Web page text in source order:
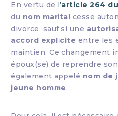
En vertu de l’article 264
du nom marital cesse
divorce, sauf si une
accord explicite entre les
maintien. Ce changement
époux(se) de reprendre son
également appelé nom de
jeune homme.